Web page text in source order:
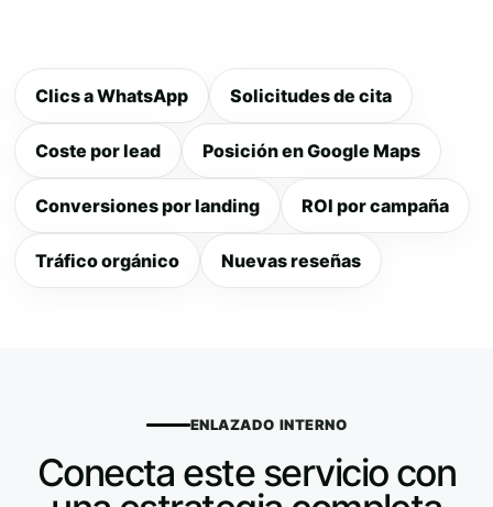
Clics a WhatsApp Solicitudes de cita
Coste por lead Posición en Google Maps
Conversiones por landing ROI por campaña
Tráfico orgánico Nuevas reseñas
ENLAZADO INTERNO
Conecta este servicio con